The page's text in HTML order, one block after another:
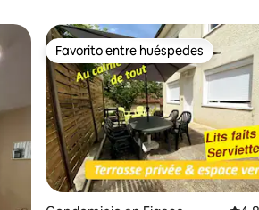
Favorito entre huéspedes
Favorito entre huéspedes